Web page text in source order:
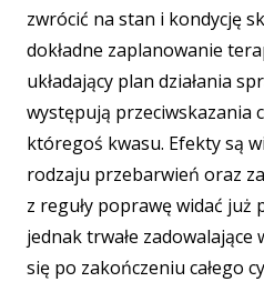
zwrócić na stan i kondycję
dokładne zaplanowanie
układający plan działania
występują przeciwskazania
któregoś kwasu. Efekty są
rodzaju przebarwień oraz
z reguły poprawę widać już
jednak trwałe zadowalające
się po zakończeniu całego